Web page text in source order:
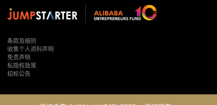
条款及细则
收集个人资料声明
免责声明
私隐权政策
招标公告